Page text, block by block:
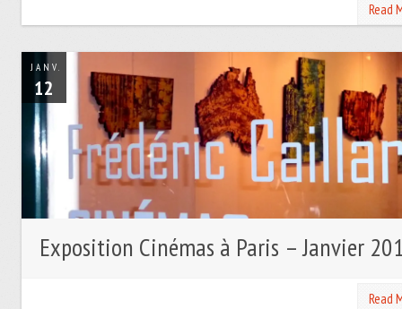
Read
JANV.
12
Exposition Cinémas à Paris – Janvier
Read